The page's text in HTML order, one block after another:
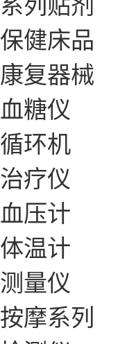
保健床品
康复器械
血糖仪
循环机
治疗仪
血压计
体温计
测量仪
按摩系列